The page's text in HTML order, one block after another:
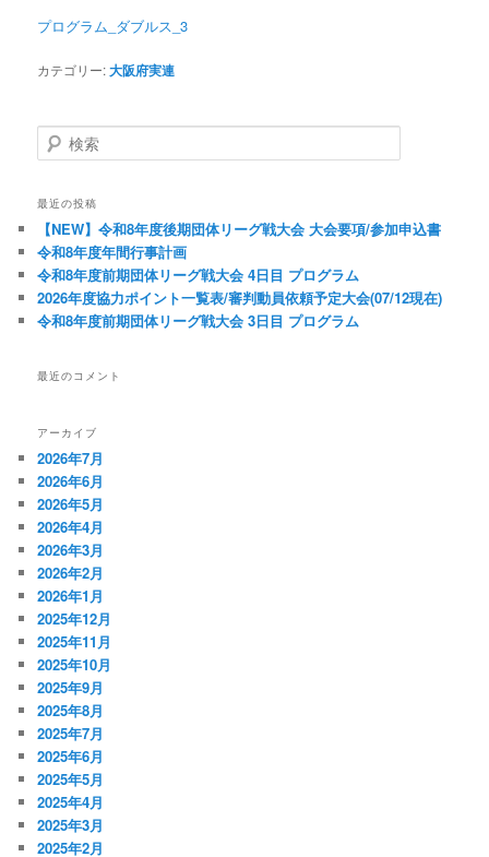
プログラム_ダブルス_3
カテゴリー:大阪府実連
検索
最近の投稿
【NEW】令和8年度後期団体リーグ戦大会 大会要項/参加申込書
令和8年度年間行事計画
令和8年度前期団体リーグ戦大会 4日目 プログラム
2026年度協力ポイント一覧表/審判動員依頼予定大会(07/12現在)
令和8年度前期団体リーグ戦大会 3日目 プログラム
最近のコメント
アーカイブ
2026年7月
2026年6月
2026年5月
2026年4月
2026年3月
2026年2月
2026年1月
2025年12月
2025年11月
2025年10月
2025年9月
2025年8月
2025年7月
2025年6月
2025年5月
2025年4月
2025年3月
2025年2月